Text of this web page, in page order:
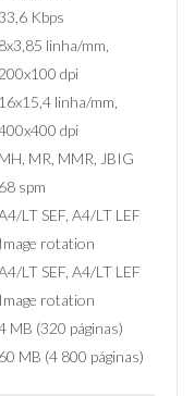
Kbps
8x3,85 linha/mm,
200x100 dpi
16x15,4 linha/mm,
dpi
MH, MR, MMR, JBIG
68 spm
LT SEF, A4/LT LEF
Image rotation
LT SEF, A4/LT LEF
Image rotation
MB (320 páginas)
60 MB (4 800 páginas)